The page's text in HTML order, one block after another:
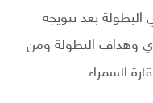
البطولة بعد تتويجه
وهداف البطولة ومن
السمراء